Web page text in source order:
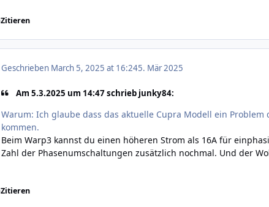
Zitieren
Geschrieben March 5, 2025 at 16:245. Mär 2025
Am 5.3.2025 um 14:47 schrieb junky84:
Warum: Ich glaube dass das aktuelle Cupra Modell ein
kommen.
Beim Warp3 kannst du einen höheren Strom als 16A für
Zahl der Phasenumschaltungen zusätzlich nochmal. Und der
Zitieren